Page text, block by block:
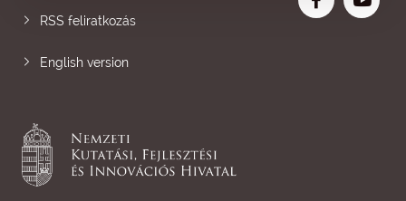
RSS feliratkozás
English version